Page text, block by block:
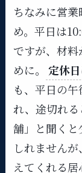
ちなみに営業
め。平日は
ですが、材
めに​。
定休
も、平日の
れ、途切れ
舗」と聞く
しれません
えてくれる居